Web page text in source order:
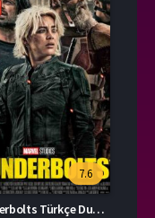
7.6
Thunderbolts Türkçe Dublaj İzle